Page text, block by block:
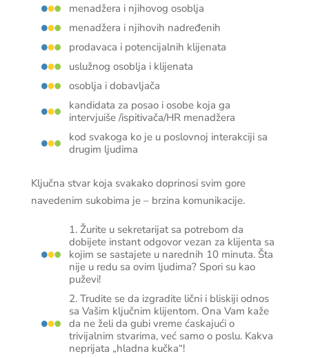
menadžera i njihovog osoblja
menadžera i njihovih nadređenih
prodavaca i potencijalnih klijenata
uslužnog osoblja i klijenata
osoblja i dobavljača
kandidata za posao i osobe koja ga
intervjuiše /ispitivača/HR menadžera
kod svakoga ko je u poslovnoj interakciji sa
drugim ljudima
Ključna stvar koja svakako doprinosi svim gore
navedenim sukobima je – brzina komunikacije.
1. Žurite u sekretarijat sa potrebom da
dobijete instant odgovor vezan za klijenta sa
kojim se sastajete u narednih 10 minuta. Šta
nije u redu sa ovim ljudima? Spori su kao
puževi!
2. Trudite se da izgradite lični i bliskiji odnos
sa Vašim ključnim klijentom. Ona Vam kaže
da ne želi da gubi vreme ćaskajući o
trivijalnim stvarima, već samo o poslu. Kakva
neprijata „hladna kučka“!